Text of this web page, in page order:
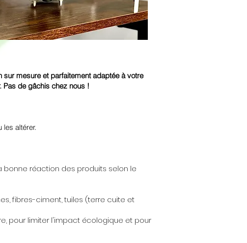
mesure et parfaitement adaptée à votre
Pas de gâchis chez nous !
altérer.
bonne réaction des produits selon le
fibres-ciment, tuiles (terre cuite et
pour limiter l'impact écologique et pour